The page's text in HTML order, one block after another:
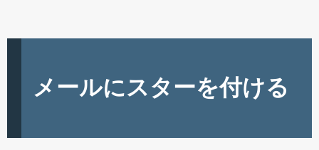
メールにスターを付ける